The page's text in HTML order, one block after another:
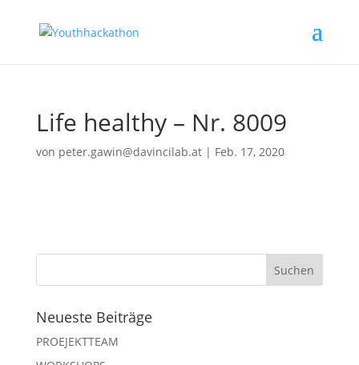
Life healthy – Nr. 8009
von peter.gawin@davincilab.at| Feb. 17, 2020
Neueste Beiträge
PROEJEKTTEAM